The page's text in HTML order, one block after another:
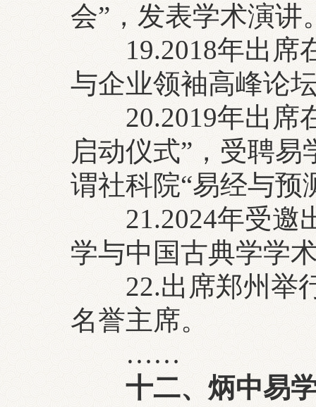
会”，发表学术演讲
19.2018年出席在
与企业领袖高峰论
20.2019年出席在
启动仪式”，受聘
谓社科院“易经与预
21.2024年受邀出
学与中国古典学学
22.出席郑州举行
名誉主席。
……
十二、炳中易学